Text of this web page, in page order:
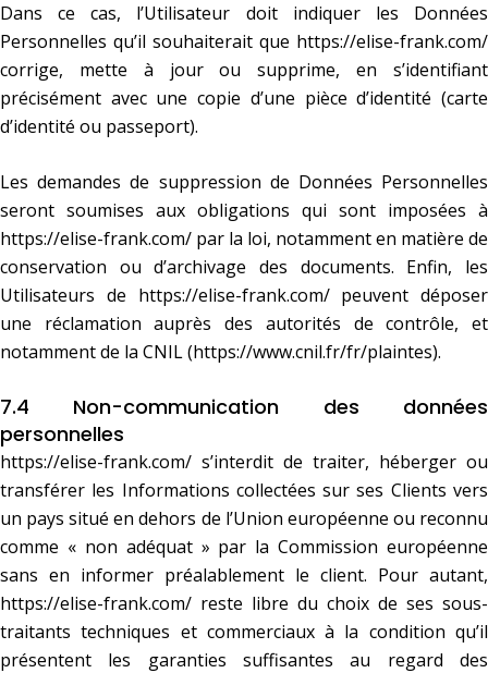
Dans ce cas, l’Utilisateur doit indiquer les Données
Personnelles qu’il souhaiterait que https://elise-frank.com/
corrige, mette à jour ou supprime, en s’identifiant
précisément avec une copie d’une pièce d’identité (carte
d’identité ou passeport).
Les demandes de suppression de Données Personnelles
seront soumises aux obligations qui sont imposées à
https://elise-frank.com/ par la loi, notamment en matière de
conservation ou d’archivage des documents. Enfin, les
Utilisateurs de https://elise-frank.com/peuvent déposer
une réclamation auprès des autorités de contrôle, et
notamment de la CNIL (https://www.cnil.fr/fr/plaintes).
7.4 Non-communication des données
personnelles
https://elise-frank.com/ s’interdit de traiter, héberger ou
transférer les Informations collectées sur ses Clients vers
un pays situé en dehors de l’Union européenne ou reconnu
comme « non adéquat » par la Commission européenne
sans en informer préalablement le client. Pour autant,
https://elise-frank.com/ reste libre du choix de ses sous-
traitants techniques et commerciaux à la condition qu’il
présentent les garanties suffisantes au regard des